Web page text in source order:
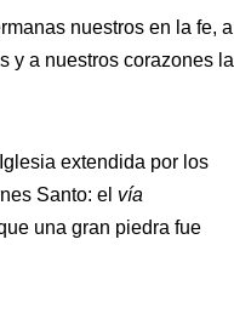
nuestros en la fe, a
y a nuestros corazones la
extendida por los
Santo: el vía
una gran piedra fue